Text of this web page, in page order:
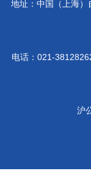
地址：中国（上海）
电话：021-
沪